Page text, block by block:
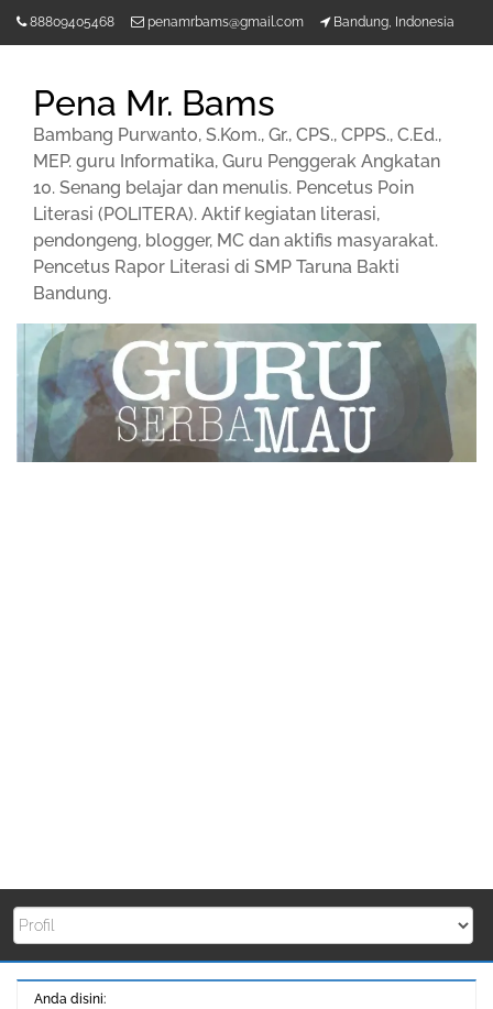
88809405468 penamrbams@gmail.com Bandung, Indonesia
Pena Mr. Bams
Bambang Purwanto, S.Kom., Gr., CPS., CPPS., C.Ed.,
MEP. guru Informatika, Guru Penggerak Angkatan
10. Senang belajar dan menulis. Pencetus Poin
Literasi (POLITERA). Aktif kegiatan literasi,
pendongeng, blogger, MC dan aktifis masyarakat.
Pencetus Rapor Literasi di SMP Taruna Bakti
Bandung.
Anda disini: